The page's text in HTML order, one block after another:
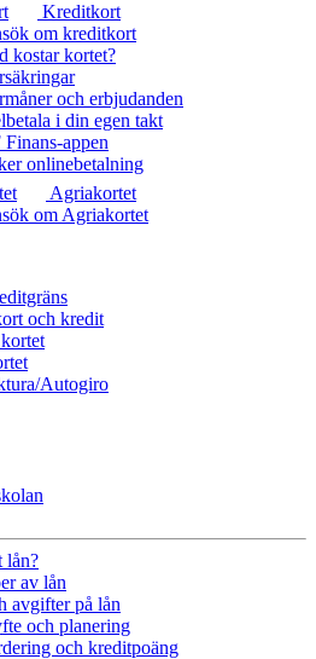
Kreditkort
om kreditkort
kostar kortet?
och erbjudanden
i din egen takt
appen
onlinebetalning
Agriakortet
om Agriakortet
och kredit
Autogiro
lån?
av lån
avgifter på lån
och planering
och kreditpoäng